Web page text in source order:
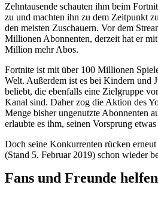
Zehntausende schauten ihm beim
zu und machten ihn zu dem Zeitpunkt
den meisten Zuschauern. Vor dem
Millionen Abonnenten, derzeit hat er
Million mehr Abos.
Fortnite ist mit über 100 Millionen
Welt. Außerdem ist es bei Kindern und
beliebt, die ebenfalls eine Zielgruppe
Kanal sind. Daher zog die Aktion des
Menge bisher ungenutzte Abonnenten
erlaubte es ihm, seinen Vorsprung etwas
Doch seine Konkurrenten rücken
(Stand 5. Februar 2019) schon wieder
Fans und Freunde